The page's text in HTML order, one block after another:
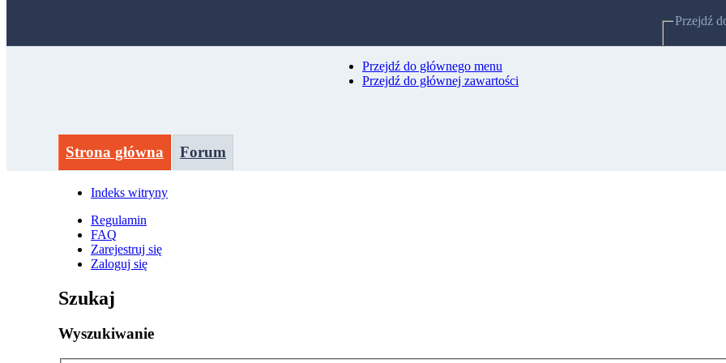
Przejdź do głównego menu
Przejdź do głównej zawartości
Strona główna Forum
Indeks witryny
Regulamin
FAQ
Zarejestruj się
Zaloguj się
Szukaj
Wyszukiwanie
Przejdź